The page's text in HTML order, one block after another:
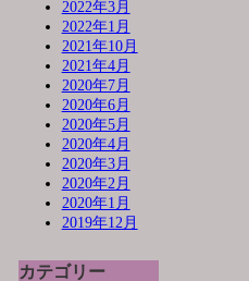
2022年3月
2022年1月
2021年10月
2021年4月
2020年7月
2020年6月
2020年5月
2020年4月
2020年3月
2020年2月
2020年1月
2019年12月
カテゴリー